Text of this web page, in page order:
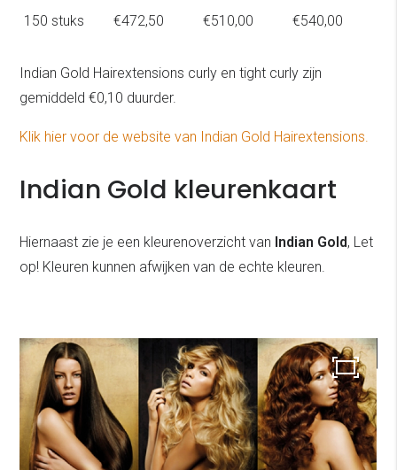
150 stuks €472,50 €510,00 €540,00
Indian Gold Hairextensions curly en tight curly zijn
gemiddeld €0,10 duurder.
Klik hier voor de website van Indian Gold Hairextensions.
Indian Gold kleurenkaart
Hiernaast zie je een kleurenoverzicht van Indian Gold, Let
op! Kleuren kunnen afwijken van de echte kleuren.